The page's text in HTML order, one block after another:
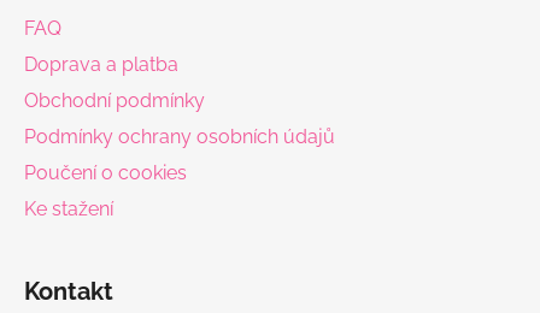
FAQ
Doprava a platba
Obchodní podmínky
Podmínky ochrany osobních údajů
Poučení o cookies
Ke stažení
Kontakt